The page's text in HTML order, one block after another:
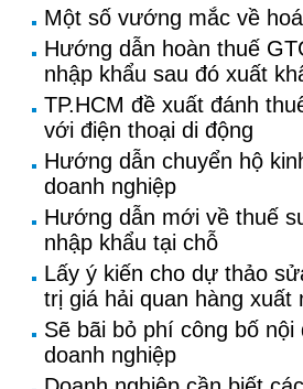
Một số vướng mắc về
Hướng dẫn hoàn thuế
nhập khẩu sau đó xuất
TP.HCM đề xuất đánh
với điện thoại di động
Hướng dẫn chuyển hộ
doanh nghiệp
Hướng dẫn mới về thuế
nhập khẩu tại chỗ
Lấy ý kiến cho dự thảo
trị giá hải quan hàng xuất
Sẽ bãi bỏ phí công bố nội
doanh nghiệp